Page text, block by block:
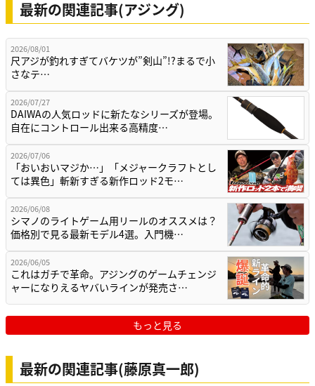
最新の関連記事(アジング)
2026/08/01
尺アジが釣れすぎてバケツが”剣山”!?まるで小
さなテ…
2026/07/27
DAIWAの人気ロッドに新たなシリーズが登場。
自在にコントロール出来る高精度…
2026/07/06
「おいおいマジか…」「メジャークラフトとし
ては異色」斬新すぎる新作ロッド2モ…
2026/06/08
シマノのライトゲーム用リールのオススメは？
価格別で見る最新モデル4選。入門機…
2026/06/05
これはガチで革命。アジングのゲームチェンジ
ャーになりえるヤバいラインが発売さ…
もっと見る
最新の関連記事(藤原真一郎)